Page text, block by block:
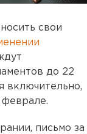
свои
до 22
включительно,
феврале.
письмо за